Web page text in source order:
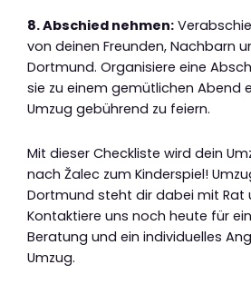
8. Abschied nehmen:
von deinen Freunden, Nachbarn
Dortmund. Organisiere eine
sie zu einem gemütlichen Abend
Umzug gebührend zu feiern.
Mit dieser Checkliste wird dein
nach Žalec zum Kinderspiel!
Dortmund steht dir dabei mit Rat
Kontaktiere uns noch heute für
Beratung und ein individuelles
Umzug.